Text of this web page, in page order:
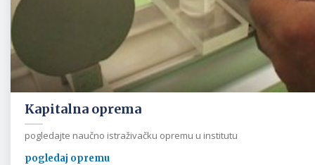
Kapitalna oprema
pogledajte naučno istraživačku opremu u institutu
pogledaj opremu